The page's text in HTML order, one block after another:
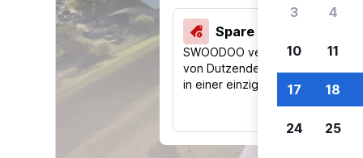
Spare 40 % und mehr
SWOODOO vergleicht Preise
von Dutzenden Reise-Websites
in einer einzigen Suche.
3 4
10 11
17 18
24 25